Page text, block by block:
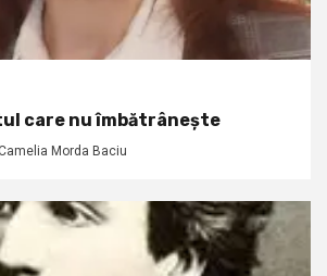
care nu îmbătrânește
Camelia Morda Baciu